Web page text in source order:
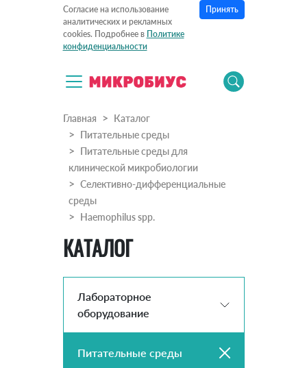
Согласие на использование
аналитических и рекламных
cookies. Подробнее в Политике
конфиденциальности
Принять
Главная
Каталог
Питательные среды
Питательные среды для
клинической микробиологии
Селективно-дифференциальные
среды
Haemophilus spp.
КАТАЛОГ
Лабораторное
оборудование
Питательные среды